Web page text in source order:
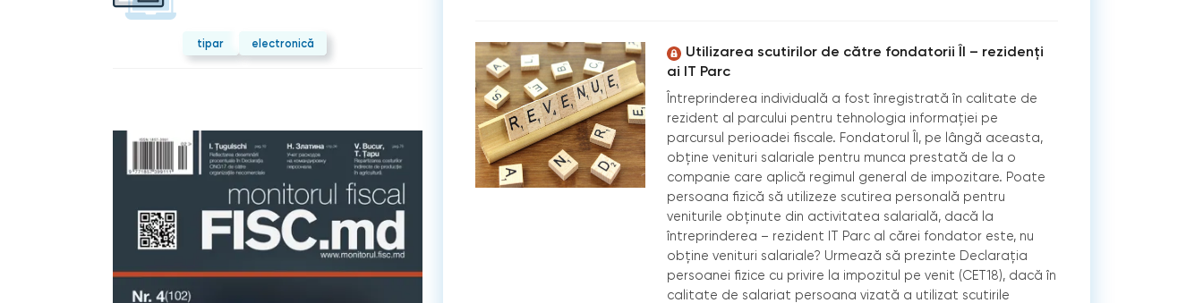
tipar electronică
Utilizarea scutirilor de către fondatorii ÎI – rezidenți
ai IT Parc
Întreprinderea individuală a fost înregistrată în calitate de
rezident al parcului pentru tehnologia informației pe
parcursul perioadei fiscale. Fondatorul ÎI, pe lângă aceasta,
obține venituri salariale pentru munca prestată de la o
companie care aplică regimul general de impozitare. Poate
persoana fizică să utilizeze scutirea personală pentru
veniturile obținute din activitatea salarială, dacă la
întreprinderea – rezident IT Parc al cărei fondator este, nu
obține venituri salariale? Urmează să prezinte Declarația
persoanei fizice cu privire la impozitul pe venit (CET18), dacă în
calitate de salariat persoana vizată a utilizat scutirile